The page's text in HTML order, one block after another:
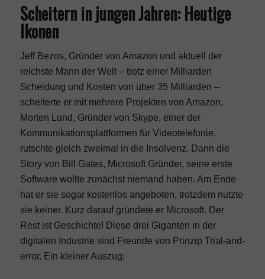
Scheitern in jungen Jahren: Heutige
Ikonen
Jeff Bezos, Gründer von Amazon und aktuell der
reichste Mann der Welt – trotz einer Milliarden
Scheidung und Kosten von über 35 Milliarden –
scheiterte er mit mehrere Projekten von Amazon.
Morten Lund, Gründer von Skype, einer der
Kommunikationsplattformen für Videotelefonie,
rutschte gleich zweimal in die Insolvenz. Dann die
Story von Bill Gates, Microsoft Gründer, seine erste
Software wollte zunächst niemand haben. Am Ende
hat er sie sogar kostenlos angeboten, trotzdem nutzte
sie keiner. Kurz darauf gründete er Microsoft. Der
Rest ist Geschichte! Diese drei Giganten in der
digitalen Industrie sind Freunde von Prinzip Trial-and-
error. Ein kleiner Auszug: